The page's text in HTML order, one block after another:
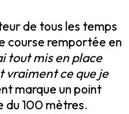
de tous les temps
course remportée en
tout mis en place
vraiment ce que je
marque un point
du 100 mètres.